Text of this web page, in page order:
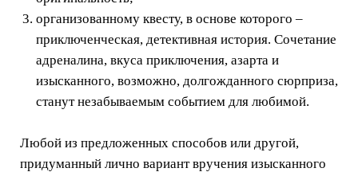
организованному квесту, в основе которого –
приключенческая, детективная история. Сочетание
адреналина, вкуса приключения, азарта и
изысканного, возможно, долгожданного сюрприза,
станут незабываемым событием для любимой.
Любой из предложенных способов или другой,
придуманный лично вариант вручения изысканного